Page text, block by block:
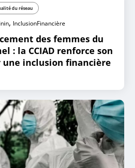
du réseau
, InclusionFinancière
des femmes du
: la CCIAD renforce son
une inclusion financière